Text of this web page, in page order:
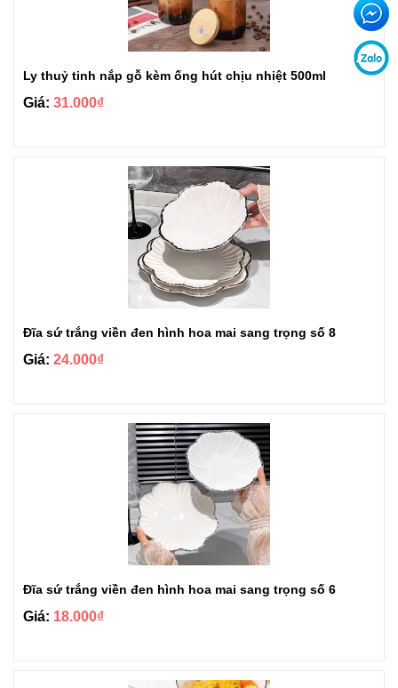
Ly thuỷ tinh nắp gỗ kèm ống hút chịu nhiệt 500ml
Giá: 31.000₫
Đĩa sứ trắng viền đen hình hoa mai sang trọng số 8
Giá: 24.000₫
Đĩa sứ trắng viền đen hình hoa mai sang trọng số 6
Giá: 18.000₫